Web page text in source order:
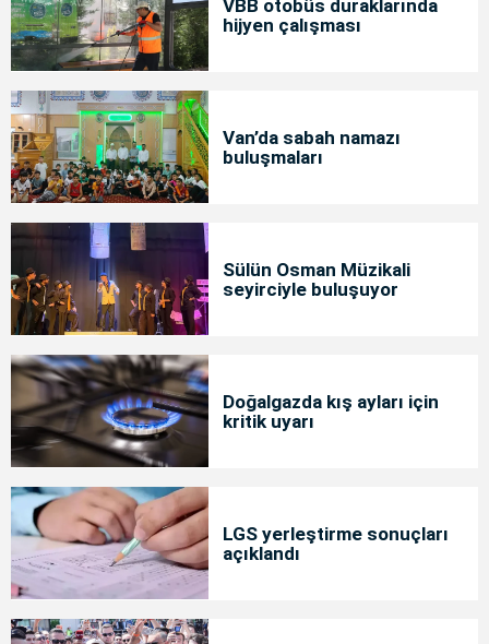
VBB otobüs duraklarında
hijyen çalışması
Van’da sabah namazı
buluşmaları
Sülün Osman Müzikali
seyirciyle buluşuyor
Doğalgazda kış ayları için
kritik uyarı
LGS yerleştirme sonuçları
açıklandı